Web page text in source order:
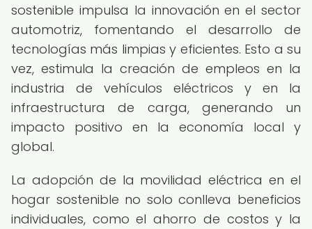
sostenible impulsa la innovación en el sector
automotriz, fomentando el desarrollo de
tecnologías más limpias y eficientes. Esto a su
vez, estimula la creación de empleos en la
industria de vehículos eléctricos y en la
infraestructura de carga, generando un
impacto positivo en la economía local y
global.
La adopción de la movilidad eléctrica en el
hogar sostenible no solo conlleva beneficios
individuales, como el ahorro de costos y la